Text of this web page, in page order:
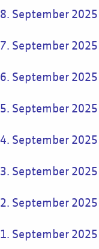
September 2025
September 2025
September 2025
September 2025
September 2025
September 2025
September 2025
September 2025